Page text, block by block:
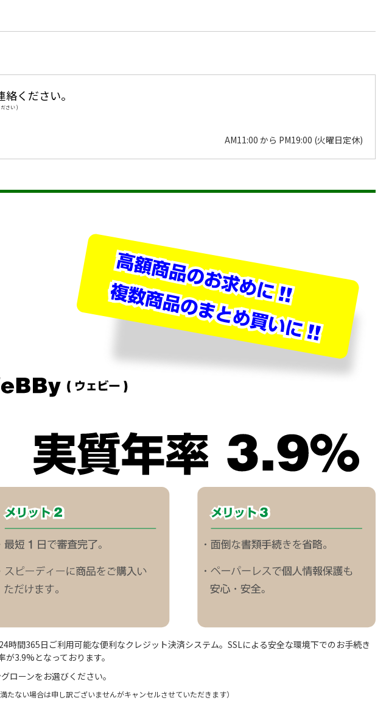
ください。
さい )
AM11:00 から PM19:00 (火曜日定休)
間365日ご利用可能な便利なクレジット決済システム。SSLによる安全な環境下でのお手続き
3.9%となっております。
ローンをお選びください。
たない場合は申し訳ございませんがキャンセルさせていただきます）